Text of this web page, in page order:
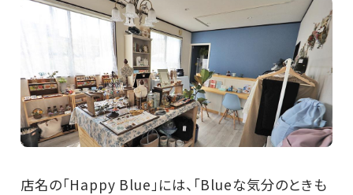
店名の「Happy Blue」には、「Blueな気分のときも